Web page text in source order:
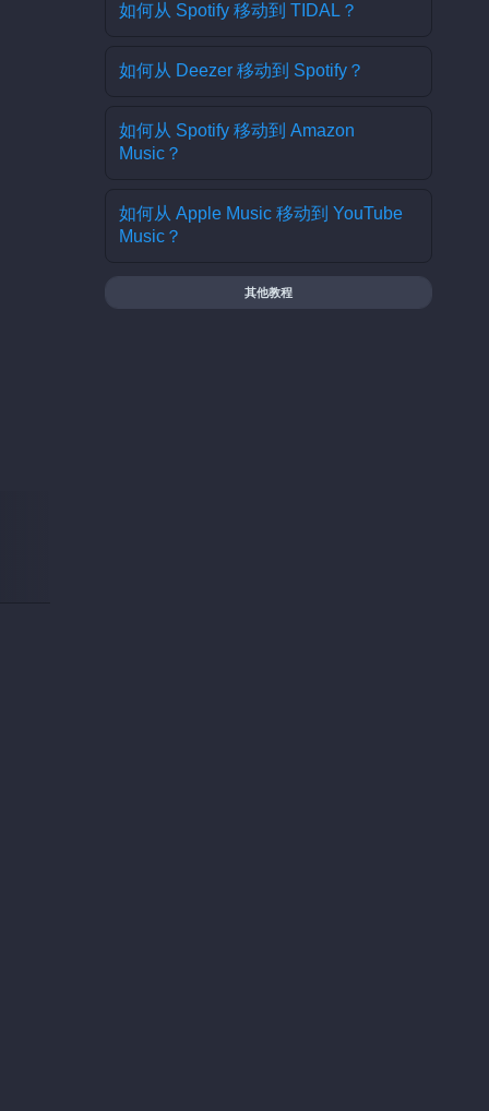
如何从 Spotify 移动到 TIDAL？
如何从 Deezer 移动到 Spotify？
如何从 Spotify 移动到 Amazon
Music？
如何从 Apple Music 移动到 YouTube
Music？
其他教程